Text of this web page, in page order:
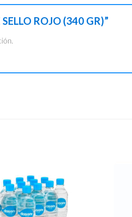
ROJO (340 GR)”